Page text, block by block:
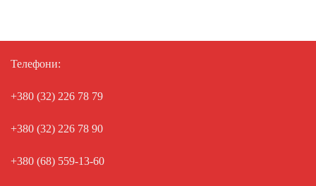
Телефони:
+380 (32) 226 78 79
+380 (32) 226 78 90
+380 (68) 559-13-60